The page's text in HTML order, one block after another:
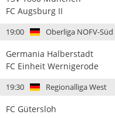
FC Augsburg II
19:00 Oberliga NOFV-Süd
Germania Halberstadt
FC Einheit Wernigerode
19:30 Regionalliga West
FC Gütersloh